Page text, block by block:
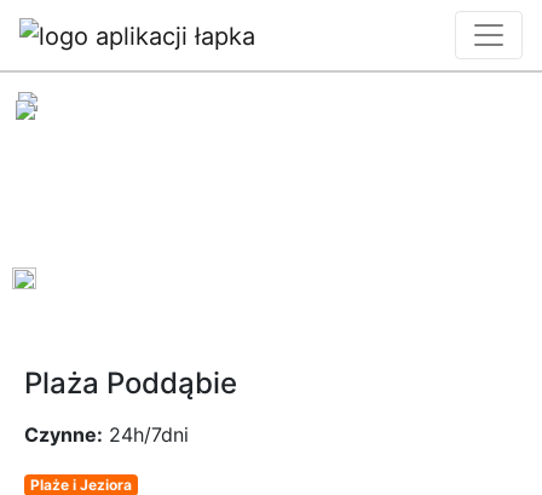
Plaża Poddąbie
Czynne: 24h/7dni
Plaże i Jeziora